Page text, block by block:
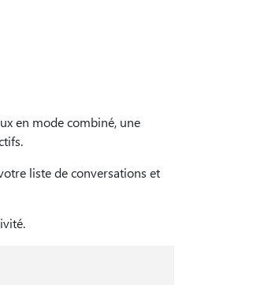
en mode combiné, une
liste de conversations et